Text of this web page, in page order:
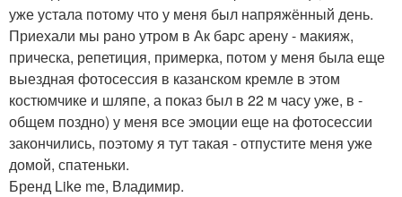
уже устала потому что у меня был напряжённый день.
Приехали мы рано утром в Ак барс арену - макияж,
прическа, репетиция, примерка, потом у меня была еще
выездная фотосессия в казанском кремле в этом
костюмчике и шляпе, а показ был в 22 м часу уже, в -
общем поздно) у меня все эмоции еще на фотосессии
закончились, поэтому я тут такая - отпустите меня уже
домой, спатеньки.
Бренд Like me, Владимир.